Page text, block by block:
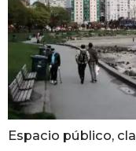
Espacio público,